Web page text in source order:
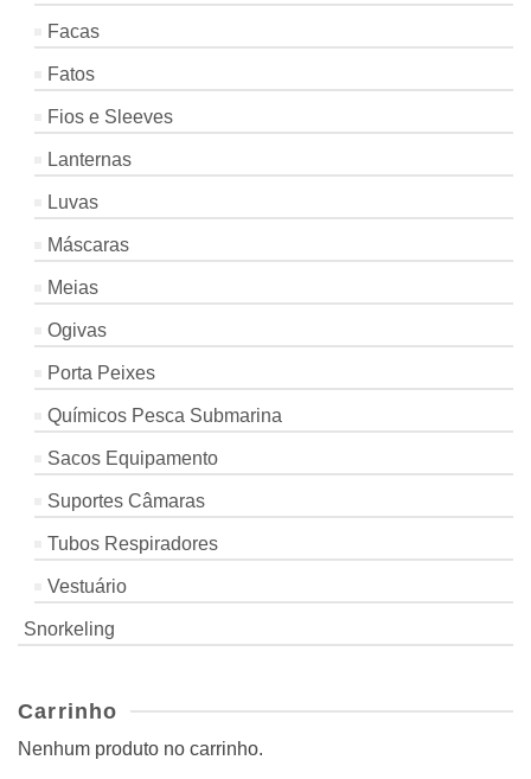
Facas
Fatos
Fios e Sleeves
Lanternas
Luvas
Máscaras
Meias
Ogivas
Porta Peixes
Químicos Pesca Submarina
Sacos Equipamento
Suportes Câmaras
Tubos Respiradores
Vestuário
Snorkeling
Carrinho
Nenhum produto no carrinho.